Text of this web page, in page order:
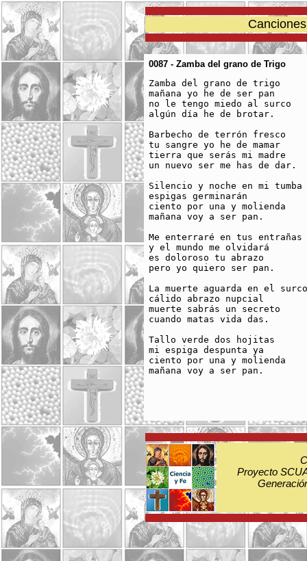
0087 - Zamba del grano de Trigo
Zamba del grano de trigo
mañana yo he de ser pan
no le tengo miedo al surco
algún día he de brotar.
Barbecho de terrón fresco
tu sangre yo he de mamar
tierra que serás mi madre
un nuevo ser me has de dar.
Silencio y noche en mi tumba
espigas germinarán
ciento por una y molienda
mañana voy a ser pan.
Me enterraré en tus entrañas
y el mundo me olvidará
es doloroso tu abrazo
pero yo quiero ser pan.
La muerte aguarda en el surco
cálido abrazo nupcial
muerte sabrás un secreto
cuando matas vida das.
Tallo verde dos hojitas
mi espiga despunta ya
ciento por una y molienda
mañana voy a ser pan.
Proyecto